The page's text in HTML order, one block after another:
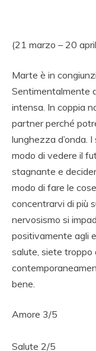
(21 marzo – 20
Marte è in
Sentimentalmente
intensa. In coppia
partner perché
lunghezza d’onda.
modo di vedere il
stagnante e
modo di fare le
concentrarvi di più
nervosismo si
positivamente agli
salute, siete
bene.
Amore 3/5
Salute 2/5